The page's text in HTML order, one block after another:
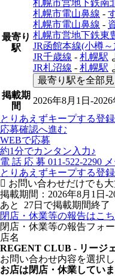
最寄り
駅
札幌市営地下鉄南
札幌市電山鼻線 -
札幌市電山鼻線 -
札幌市営地下鉄東
JR函館本線(小樽
JR千歳線 - 札幌駅
JR札沼線 - 札幌駅
最寄り駅を全部
掲載期
間
2026年8月1日-
とりあえずキープする登
応募確認へ進む
WEBで応募
約1分でカンタン入力♪
電 話 応 募 011-522-2290
とりあえずキープする登
お問い合わせだけでも
掲載期間：2026年8月1日-
あと 27日で掲載期間終了
閉店・休業等の報告はこ
閉店・休業等の報告フォ
店名
REGENT CLUB - リージ
お問い合わせ内容を選択
お店は閉店・休業してい